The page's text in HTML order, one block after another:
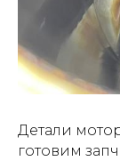
Детали
готовим